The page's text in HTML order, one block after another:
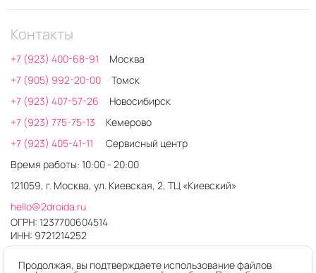
Контакты
+7 (923) 400-68-91
Москва
+7 (905) 992-20-00
Томск
+7 (923) 407-57-26
Новосибирск
+7 (923) 775-75-13
Кемерово
+7 (923) 405-41-11
Сервисный центр
Время работы: 10:00 - 20:00
121059, г. Москва, ул. Киевская, 2, ТЦ «Киевский»
hello@2droida.ru
ОГРН: 1237700604514
ИНН: 9721214252
Продолжая, вы подтверждаете использование файлов